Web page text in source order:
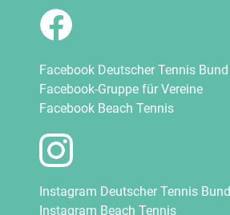
Facebook Deutscher Tennis Bund
Facebook-Gruppe für Vereine
Facebook Beach Tennis
Instagram Deutscher Tennis Bund
Instagram Beach Tennis